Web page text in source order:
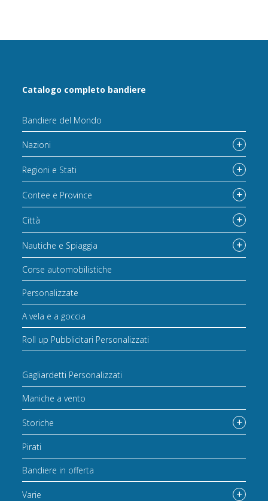
Catalogo completo bandiere
Bandiere del Mondo
Nazioni
Regioni e Stati
Contee e Province
Città
Nautiche e Spiaggia
Corse automobilistiche
Personalizzate
A vela e a goccia
Roll up Pubblicitari Personalizzati
Gagliardetti Personalizzati
Maniche a vento
Storiche
Pirati
Bandiere in offerta
Varie